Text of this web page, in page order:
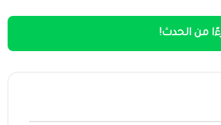
من الحدث!